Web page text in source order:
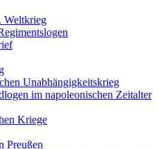
Weltkrieg
Unabhängigkeitskrieg
im napoleonischen Zeitalter
Kriege
Preußen